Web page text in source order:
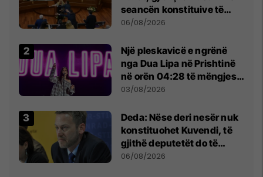
seancën konstituive të
Kuvendit
06/08/2026
Një pleskavicë e ngrënë
nga Dua Lipa në Prishtinë
në orën 04:28 të mëngjesit
- dhe bota digjitale serbe
03/08/2026
Deda: Nëse deri nesër nuk
konstituohet Kuvendi, të
gjithë deputetët do të
bëjnë shkelje të rëndë
06/08/2026